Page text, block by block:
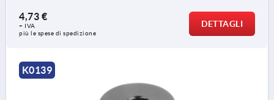
4,73 €
+ IVA
più le spese di spedizione
DETTAGLI
K0139